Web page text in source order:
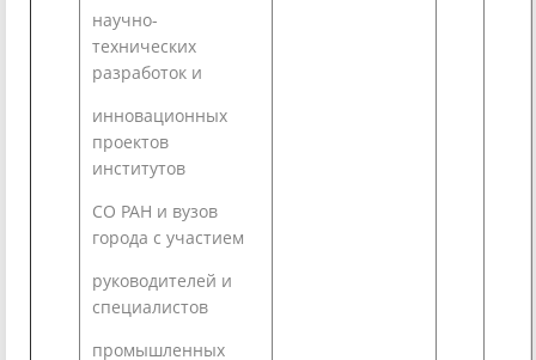
научно-
технических
разработок и
инновационных
проектов
институтов
СО РАН и вузов
города с участием
руководителей и
специалистов
промышленных